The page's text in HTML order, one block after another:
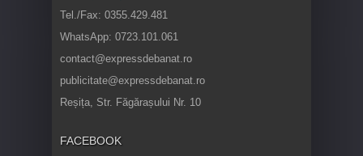
Tel./Fax: 0355.429.481
WhatsApp: 0723.101.061
contact@expressdebanat.ro
publicitate@expressdebanat.ro
Reșița, Str. Făgărașului Nr. 10
FACEBOOK